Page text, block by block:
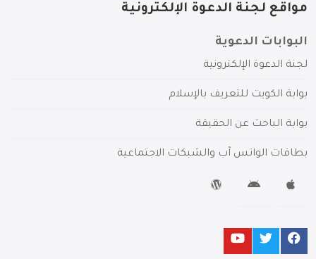
مواقع لجنة الدعوة الإلكترونية
البوابات الدعوية
لجنة الدعوة الإلكترونية
بوابة الكويت للتعريف بالإسلام
بوابة الباحث عن الحقيقة
بطاقات الواتس آب والشبكات الاجتماعية